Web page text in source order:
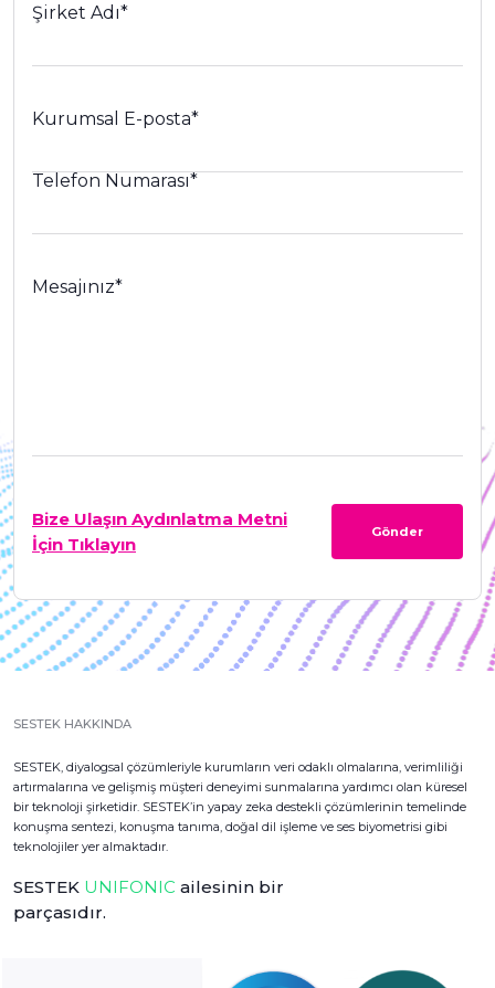
Şirket Adı*
Kurumsal E-posta*
Telefon Numarası*
Mesajınız*
Bize Ulaşın Aydınlatma Metni
İçin Tıklayın
Gönder
SESTEK HAKKINDA
SESTEK, diyalogsal çözümleriyle kurumların veri odaklı olmalarına, verimliliği
artırmalarına ve gelişmiş müşteri deneyimi sunmalarına yardımcı olan küresel
bir teknoloji şirketidir. SESTEK’in yapay zeka destekli çözümlerinin temelinde
konuşma sentezi, konuşma tanıma, doğal dil işleme ve ses biyometrisi gibi
teknolojiler yer almaktadır.
SESTEK UNIFONIC ailesinin bir
parçasıdır.